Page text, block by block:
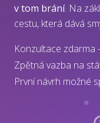
v tom brání. Na
cestu, která dává
Konzultace zdarma
Zpětná vazba na
První návrh možné